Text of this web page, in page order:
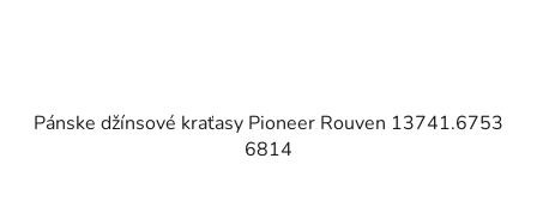
Pánske džínsové kraťasy Pioneer Rouven 13741.6753
6814